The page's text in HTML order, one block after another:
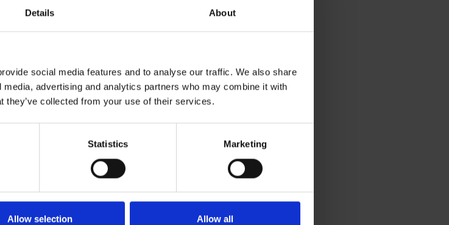
Details About
social media features and to analyse our traffic. We also share
advertising and analytics partners who may combine it with
they’ve collected from your use of their services.
Statistics Marketing
Allow selection Allow all
goda resultat.